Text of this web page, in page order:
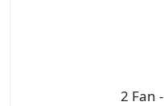
2 Fan